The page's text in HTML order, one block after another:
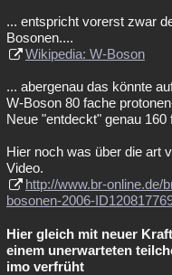
... entspricht vorerst zwar
Bosonen....
Wikipedia: W-Boson
... abergenau das könnte
W-Boson 80 fache
Neue "entdeckt" genau
Hier noch was über die art
Video.
http://www.br-online.de/
bosonen-2006-
Hier gleich mit neuer
einem unerwarteten
imo verfrüht